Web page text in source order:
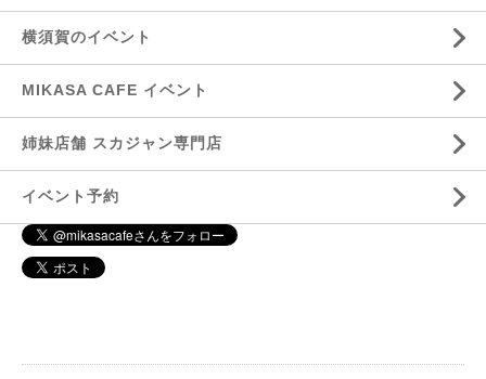
横須賀のイベント
MIKASA CAFE イベント
姉妹店舗 スカジャン専門店
イベント予約